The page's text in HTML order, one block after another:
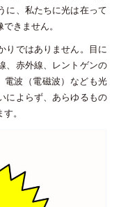
に、私たちに光は在って
きません。
りではありません。目に
、赤外線、レントゲンの
電波（電磁波）なども光
によらず、あらゆるもの
。